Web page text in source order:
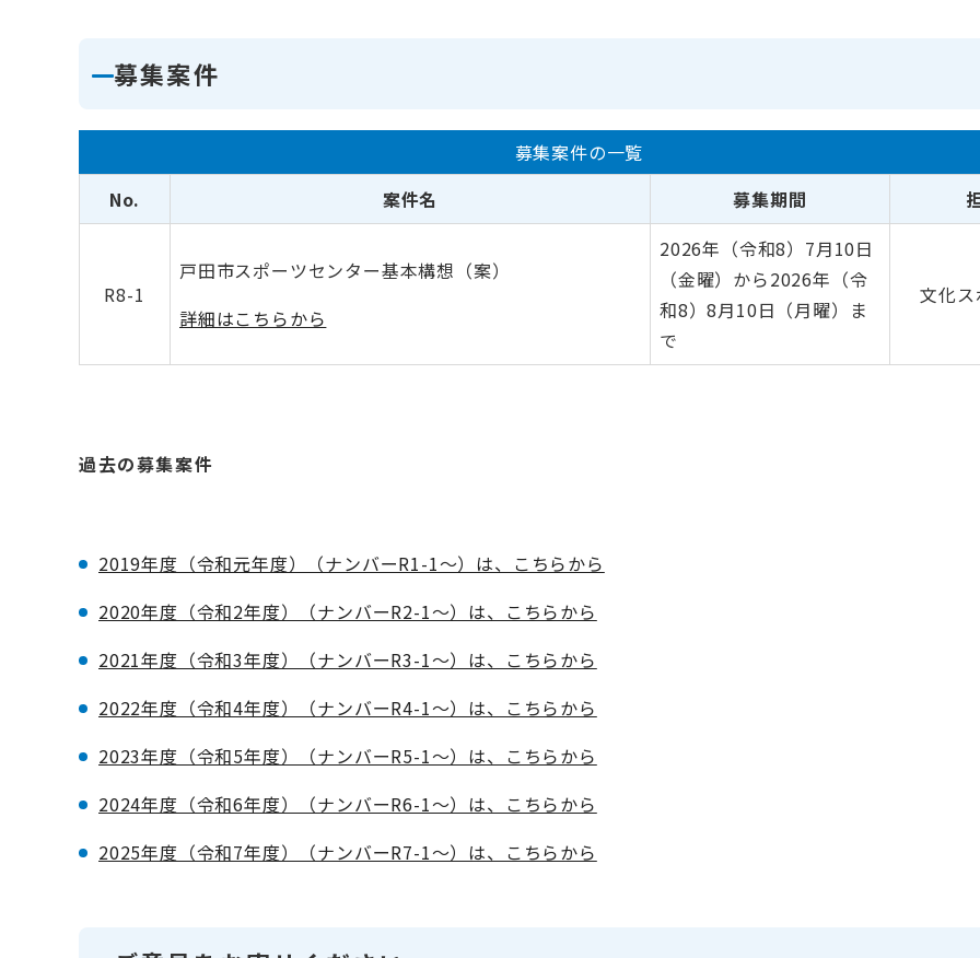
募集案件
募集案件の一覧
No.
案件名 募集期間
R8-1
戸田市スポーツセンター基本構想（案）
詳細はこちらから
2026年（令和8）7月10日
（金曜）から2026年（令
和8）8月10日（月曜）ま
で
文化ス
過去の募集案件
2019年度（令和元年度）（ナンバーR1-1～）は、こちらから
2020年度（令和2年度）（ナンバーR2-1～）は、こちらから
2021年度（令和3年度）（ナンバーR3-1～）は、こちらから
2022年度（令和4年度）（ナンバーR4-1～）は、こちらから
2023年度（令和5年度）（ナンバーR5-1～）は、こちらから
2024年度（令和6年度）（ナンバーR6-1～）は、こちらから
2025年度（令和7年度）（ナンバーR7-1～）は、こちらから